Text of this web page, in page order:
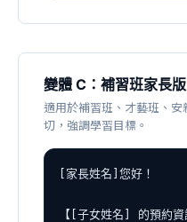
變體 C：補習班家長版
適用於補習班、才藝班、
切，強調學習目標。
[家長姓名]您好！
【[子女姓名] 的預約資